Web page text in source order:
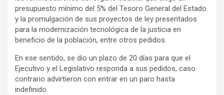
presupuesto mínimo del 5% del Tesoro General del Estado
y la promulgación de sus proyectos de ley presentados
para la modernización tecnológica de la justicia en
beneficio de la población, entre otros pedidos.
En ese sentido, se dio un plazo de 20 días para que el
Ejecutivo y el Legislativo responda a sus pedidos, caso
contrario advirtieron con entrar en un paro hasta
indefinido.